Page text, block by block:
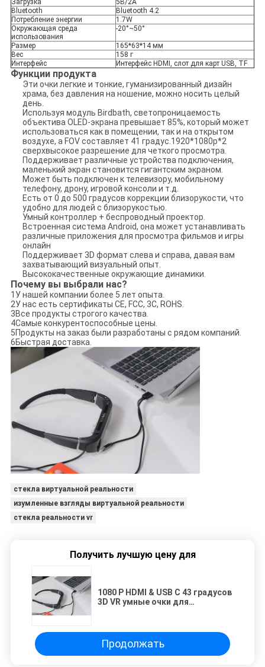
Загрузка
5В/2А
Bluetooth
Bluetooth 4.2
Потребление энергии
1.7W
Окружающая среда
использования
-20°~50°
Размер
165*63*14 мм
Вес
158 г
Интерфейс
Интерфейс HDMI, слот для карт USB, TF
Функции продукта
Эти очки легкие и тонкие, гуманизированный дизайн
храма, без давления на ношение, можно носить целый
день.
Используя модуль Birdbath, светопроницаемость
объектива OLED-экрана превышает 85%, который может
использоваться как в помещении, так и на открытом
воздухе, а FOV составляет 41 градус.1920*1080p*2
сверхвысокое разрешение для четкого просмотра.
Поддерживает различные устройства подключения,
маленький экран становится гигантским экраном.
Может быть подключен к телевизору, мобильному
телефону, дрону, игровой консоли и т.д.
Есть от 0 до 500 градусов коррекции близорукости, что
удобно для людей с близорукостью.
Умный контроллер + беспроводный проектор.
Встроенная система Android, она может устанавливать
различные приложения для просмотра фильмов и игры
онлайн
Поддерживает 3D формат слева и справа, давая вам
захватывающий визуальный опыт.
Высококачественные окружающие динамики.
Почему вы выбрали нас?
1У нашей компании более 5 лет опыта.
2У нас есть сертификаты CE, FCC, 3C, ROHS.
3Все продукты строгого качества.
4Самые конкурентоспособные цены.
5Продукты на заказ были разработаны с рядом компаний.
6Быстрая доставка.
стекла виртуальной реальности
изумленные взгляды виртуальной реальности
стекла реальности vr
Получить лучшую цену для
1080 P HDMI & USB C 43 градусов
3D VR умные очки для
Продолжать